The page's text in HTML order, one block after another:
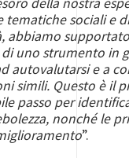
tematiche sociali e
abbiamo
uno strumento in
autovalutarsi e a
simili. Questo è il
passo per
nonché le
”.